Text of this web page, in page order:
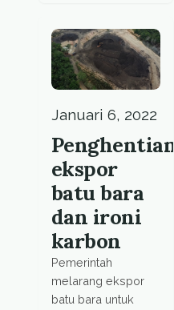
Wonorejo terusir
karena ekspansi
batubara.
Januari 6, 2022
Penghentian
ekspor
batu bara
dan ironi
karbon
Pemerintah
melarang ekspor
batu bara untuk